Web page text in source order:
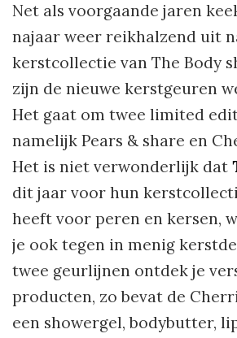
Net als voorgaande jaren
najaar weer reikhalzend uit
kerstcollectie van The Body
zijn de nieuwe kerstgeuren
Het gaat om twee limited
namelijk Pears & share en
Het is niet verwonderlijk dat
dit jaar voor hun
heeft voor peren en kersen,
je ook tegen in menig
twee geurlijnen ontdek je
producten, zo bevat de
een showergel, bodybutter,